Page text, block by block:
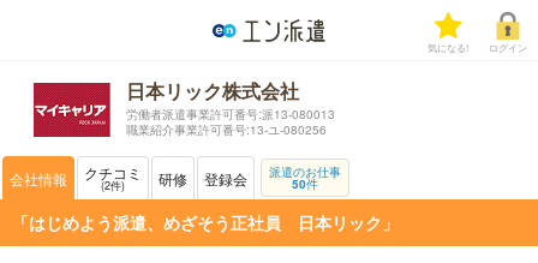
気になる! ログイン
日本リック株式会社
労働者派遣事業許可番号:派13-080013
職業紹介事業許可番号:13-ユ-080256
会社情報 クチコミ
2件 研修 登録会 派遣のお仕事
50件
「はじめよう派遣、めざそう正社員 日本リック」